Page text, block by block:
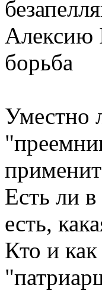
Алексию
борьба
Уместно
Есть ли
есть,
Кто и